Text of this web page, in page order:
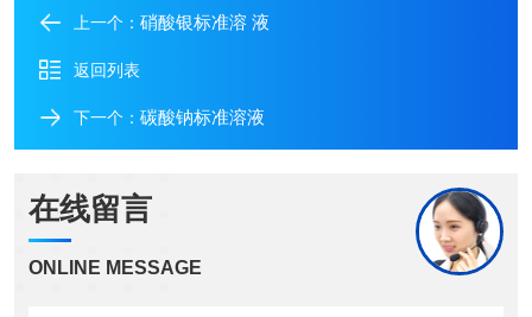
上一个： 硝酸银标准溶 液
返回列表
下一个： 碳酸钠标准溶液
在线留言
ONLINE MESSAGE